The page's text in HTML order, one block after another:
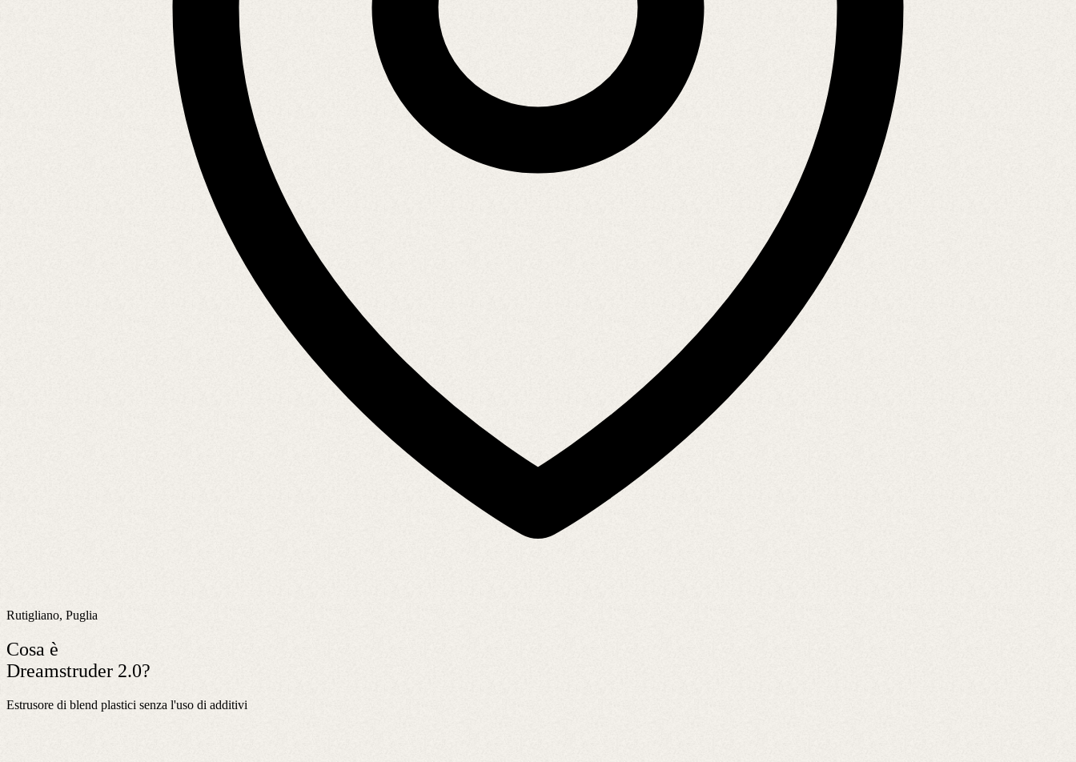
Rutigliano, Puglia
Cosa è
Dreamstruder 2.0?
Estrusore di blend plastici senza l'uso di additivi